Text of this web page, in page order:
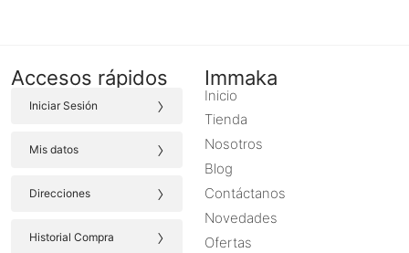
Accesos rápidos
Iniciar Sesión ›
Mis datos ›
Direcciones ›
Historial Compra ›
Immaka
Inicio
Tienda
Nosotros
Blog
Contáctanos
Novedades
Ofertas